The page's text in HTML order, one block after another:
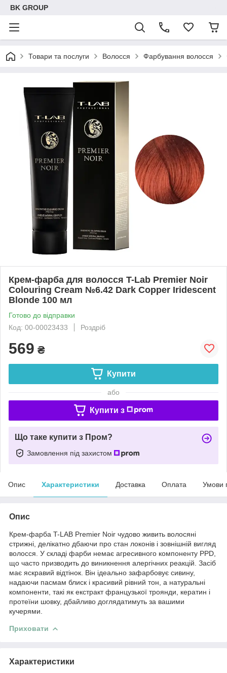
BK GROUP
Товари та послуги Волосся Фарбування волосся
Крем-фарба для волосся T-Lab Premier Noir
Colouring Cream №6.42 Dark Copper Iridescent
Blonde 100 мл
Готово до відправки
Код: 00-00023433
Роздріб
569 ₴
Купити
або
Купити з
Що таке купити з Пром?
Замовлення під захистом
Опис Характеристики Доставка Оплата Умови
Опис
Крем-фарба T-LAB Premier Noir чудово живить волосяні
стрижні, делікатно дбаючи про стан локонів і зовнішній вигляд
волосся. У складі фарби немає агресивного компоненту PPD,
що часто призводить до виникнення алергічних реакцій. Засіб
має яскравий відтінок. Він ідеально зафарбовує сивину,
надаючи пасмам блиск і красивий рівний тон, а натуральні
компоненти, такі як екстракт французької троянди, кератин і
протеїни шовку, дбайливо доглядатимуть за вашими
кучерями.
Приховати
Характеристики